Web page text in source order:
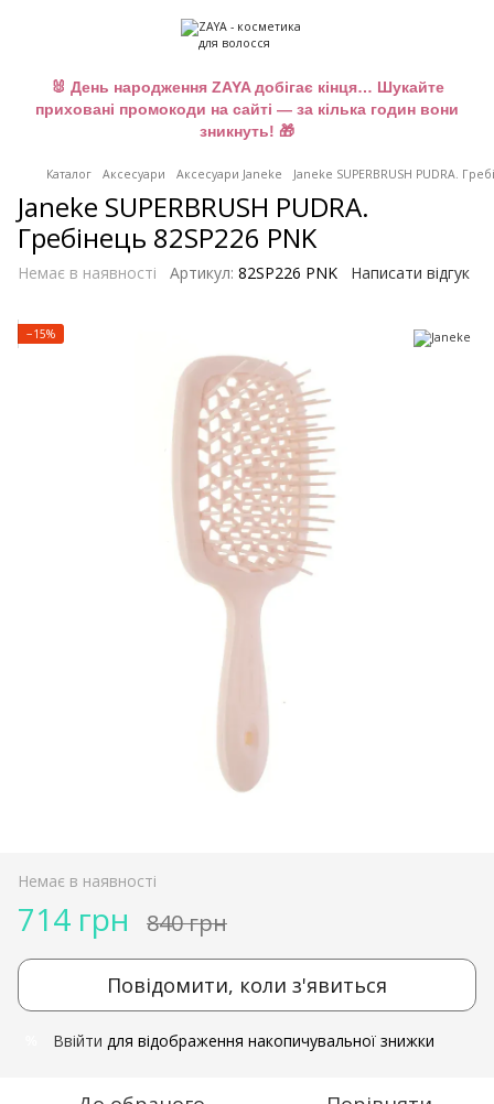
🐰 День народження ZAYA добігає кінця… Шукайте
приховані промокоди на сайті — за кілька годин вони
зникнуть! 🎁
Каталог Аксесуари Аксесуари Janeke Janeke SUPERBRUSH PUDRA.
Janeke SUPERBRUSH PUDRA.
Гребінець 82SP226 PNK
Немає в наявності Артикул: 82SP226 PNK Написати відгук
−15%
Немає в наявності
714 грн 840 грн
Повідомити, коли з'явиться
Ввійти для відображення накопичувальної знижки